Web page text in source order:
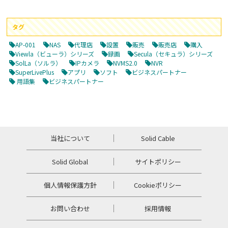
タグ
AP-001 NAS 代理店 設置 販売 販売店
購入
Viewla（ビューラ）シリーズ
録画
Secula（セキュラ）シリーズ
SolLa（ソルラ）
IPカメラ NVMS2.0
NVR
SuperLivePlus
アプリ ソフト
ビジネスパートナー
用語集
ビジネスパートナー
当社について Solid Cable
Solid Global サイトポリシー
個人情報保護方針 Cookieポリシー
お問い合わせ 採用情報